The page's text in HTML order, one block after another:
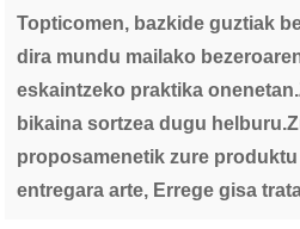
Topticomen, bazkide guztiak
dira mundu mailako
eskaintzeko praktika
bikaina sortzea dugu
proposamenetik zure
entregara arte, Errege gisa